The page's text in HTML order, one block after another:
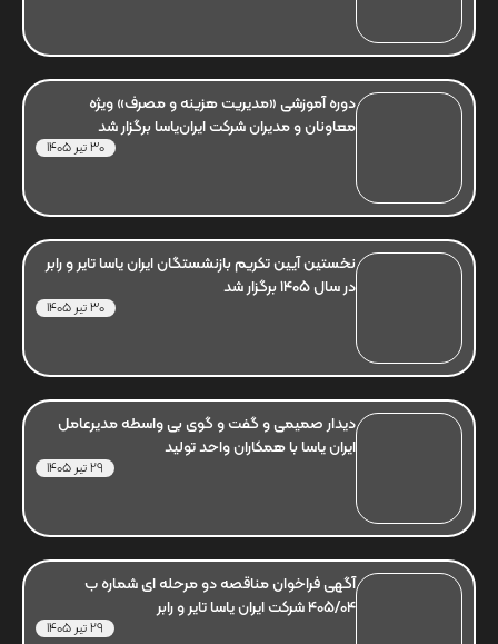
دوره آموزشی «مدیریت هزینه و مصرف» ویژه
معاونان و مدیران شرکت ایران‌یاسا برگزار شد
30 تیر 1405
نخستین آیین تکریم بازنشستگان ایران یاسا تایر و رابر
در سال 1405 برگزار شد
30 تیر 1405
دیدار صمیمی و گفت و گوی بی واسطه مدیرعامل
ایران یاسا با همکاران واحد تولید
29 تیر 1405
آگهی فراخوان مناقصه دو مرحله ای شماره ب
405/04 شرکت ایران یاسا تایر و رابر
29 تیر 1405